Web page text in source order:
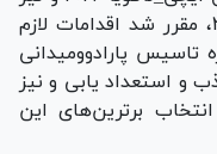
بازی‌های پارالمپیک لس آنجلس ۲۰۲۸، مقرر شد اقدامات لازم
تاسیس پارادوومیدانی
و استعداد یابی و نیز
برترین‌های این